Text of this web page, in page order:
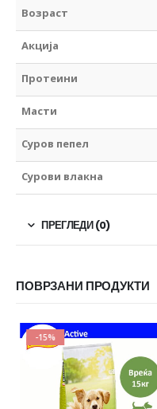
Возраст
Акција
Протеини
Масти
Суров пепел
Сурови влакна
ПРЕГЛЕДИ (0)
ПОВРЗАНИ ПРОДУКТИ
-15%